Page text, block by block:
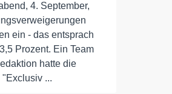
4. September,
ein - das entsprach
Prozent. Ein Team
hatte die
...